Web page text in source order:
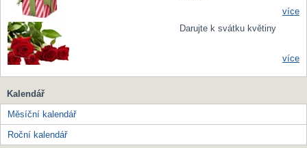
více
Darujte k svátku květiny
více
Kalendář
Měsíční kalendář
Roční kalendář